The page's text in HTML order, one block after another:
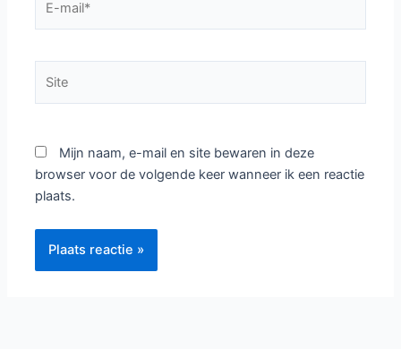
mail*
Mijn naam, e-mail en site bewaren in deze
browser voor de volgende keer wanneer ik een reactie
plaats.